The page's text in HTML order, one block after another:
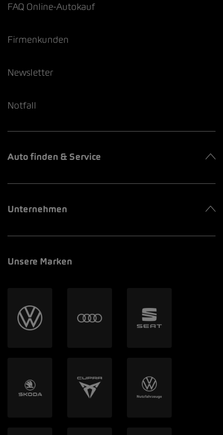
FAQ Online-Autokauf
Firmenkunden
Newsletter
Notfall
Auto finden & Service
Unternehmen
Unsere Marken